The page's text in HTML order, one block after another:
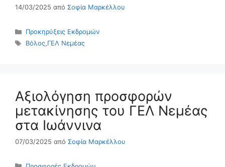
14/03/2025 από Σοφία Μαρκέλλου
Κατηγορίες
Προκηρύξεις Εκδρομών
Ετικέτες
Βόλος,ΓΕΛ Νεμέας
Αξιολόγηση προσφορών
μετακίνησης του ΓΕΛ Νεμέας
στα Ιωάννινα
07/03/2025 από Σοφία Μαρκέλλου
Κατηγορίες